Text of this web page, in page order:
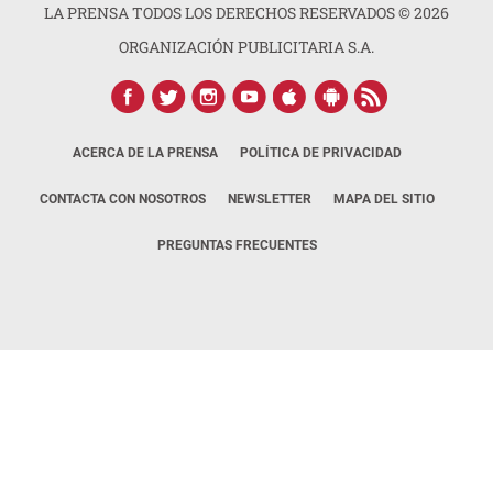
LA PRENSA TODOS LOS DERECHOS RESERVADOS ©2026
ORGANIZACIÓN PUBLICITARIA S.A.
ACERCA DE LA PRENSA POLÍTICA DE PRIVACIDAD
CONTACTA CON NOSOTROS NEWSLETTER MAPA DEL SITIO
PREGUNTAS FRECUENTES